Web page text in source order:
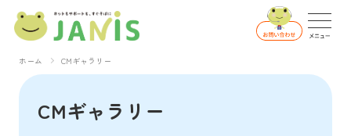
ホーム CMギャラリー
CMギャラリー